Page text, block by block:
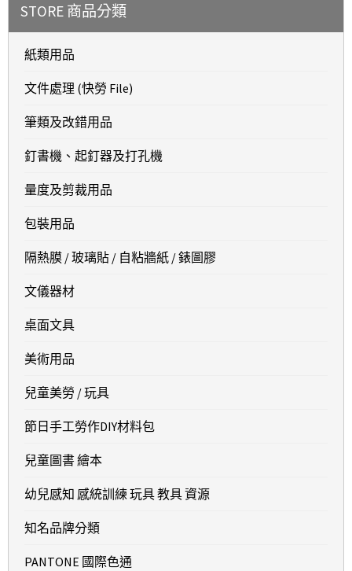
STORE 商品分類
紙類用品
文件處理 (快勞 File)
筆類及改錯用品
釘書機、起釘器及打孔機
量度及剪裁用品
包裝用品
隔熱膜 / 玻璃貼 / 自粘牆紙 / 錶圖膠
文儀器材
桌面文具
美術用品
兒童美勞 / 玩具
節日手工勞作DIY材料包
兒童圖書 繪本
幼兒感知 感統訓練 玩具 教具 資源
知名品牌分類
PANTONE 國際色通